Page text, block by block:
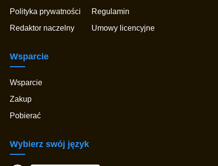
Polityka prywatności
Regulamin
Redaktor naczelny
Umowy licencyjne
Wsparcie
Wsparcie
Zakup
Pobierać
Wybierz swój język